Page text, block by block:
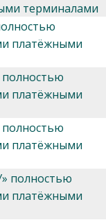
терминалами
платёжными
платёжными
платёжными
полностью
платёжными